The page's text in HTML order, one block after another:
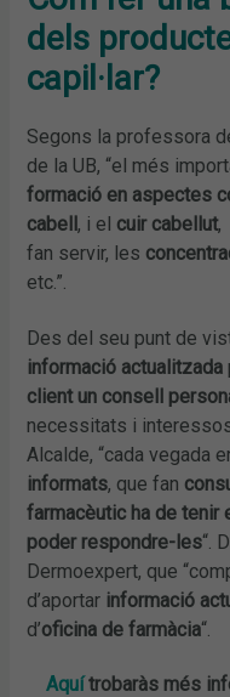
dels
capil·lar?
Segons la professora
de la UB, “el més
formació en aspectes
cabell, i el cuir cabellut,
fan servir, les
etc.”.
Des del seu punt de
informació actualitzada
client un consell
necessitats i
Alcalde, “cada vegada
informats, que fan
farmacèutic ha de
poder respondre-les“.
Dermoexpert, que
d’aportar informació
d’oficina de farmàcia“.
Aquítrobaràs més